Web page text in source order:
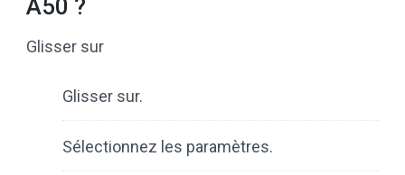
A50 ?
Glisser sur
Glisser sur.
Sélectionnez les paramètres.